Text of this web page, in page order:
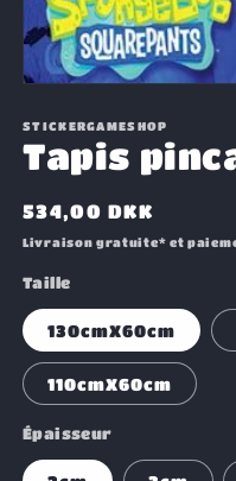
média
1
dans
modale
STICKERGAMESHOP
Tapis
Prix
habituel
534,00 DKK
Livraison gratuite* et
Taille
130cmX60cm
110cmX60cm
Épaisseur